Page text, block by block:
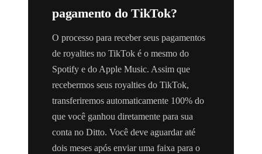
pagamento do TikTok?
O processo para receber seus pagamentos
de royalties no TikTok é o mesmo do
Spotify e do Apple Music. Assim que
recebermos seus royalties do TikTok,
transferiremos automaticamente 100% do
que você ganhou diretamente para sua
conta no Ditto. Você deve aguardar até
dois meses após enviar uma faixa para o